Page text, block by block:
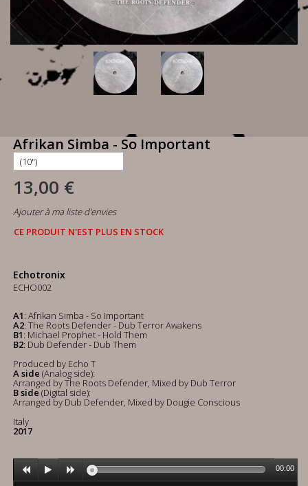
Afrikan Simba - So Important
13,00 €
Ajouter à ma liste d'envies
CE PRODUIT N'EST PLUS EN STOCK
Echotronix
ECHO002
A1: Afrikan Simba - So Important
A2: The Roots Defender - Dub Terror Awakens
B1: Michael Prophet - Hold Them
B2: Dub Defender - Dub Them
Produced by Echo T
A side (Analog side):
Arranged by The Roots Defender, Mixed by Dub Terror
B side(Digital side):
Arranged by Dub Defender, Mixed by Dougie Conscious
Italy
2017
00:00